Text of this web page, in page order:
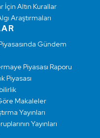
İçin Altın Kurallar
Araştırmaları
Gündem
Piyasası Raporu
Piyasası
Makaleler
Yayınları
Yayınları